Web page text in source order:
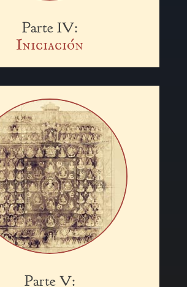
Parte IV:
Iniciación
Parte V: